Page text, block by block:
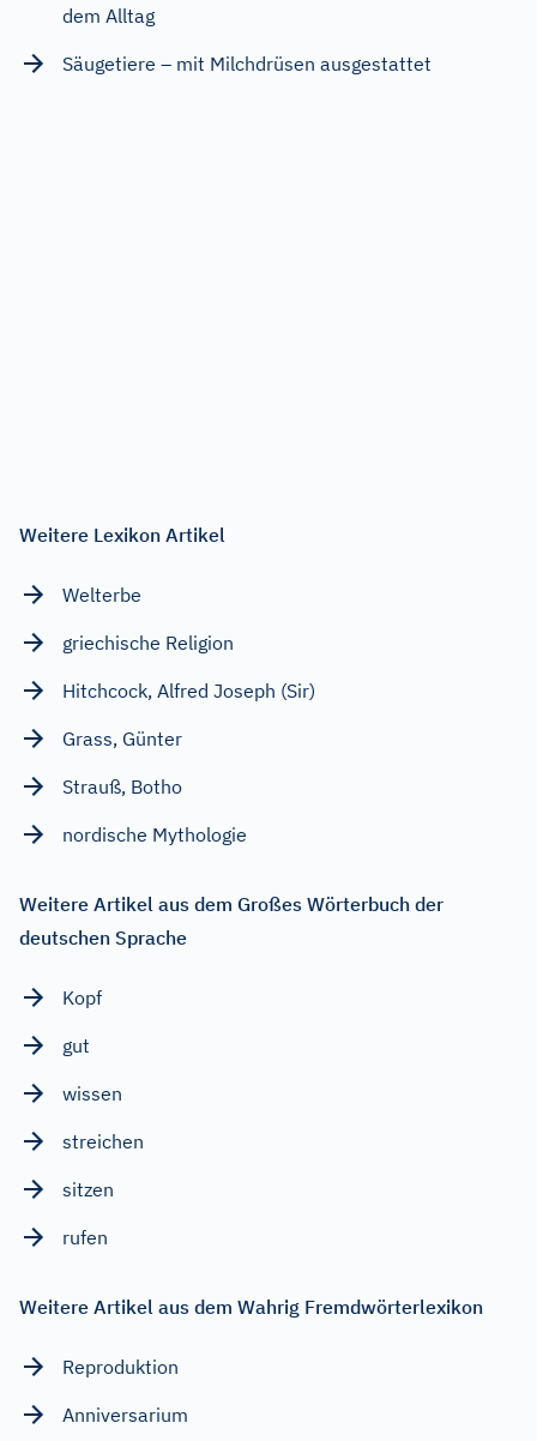
dem Alltag
Säugetiere – mit Milchdrüsen ausgestattet
Weitere Lexikon Artikel
Welterbe
griechische Religion
Hitchcock, Alfred Joseph (Sir)
Grass, Günter
Strauß, Botho
nordische Mythologie
Weitere Artikel aus dem Großes Wörterbuch der
deutschen Sprache
Kopf
gut
wissen
streichen
sitzen
rufen
Weitere Artikel aus dem Wahrig Fremdwörterlexikon
Reproduktion
Anniversarium